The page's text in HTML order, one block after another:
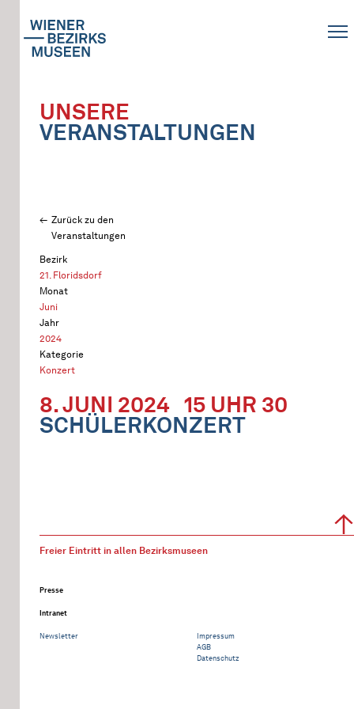
UNSERE
VERANSTALTUNGEN
Zurück zu den
Veranstaltungen
Bezirk
21. Floridsdorf
Monat
Juni
Jahr
2024
Kategorie
Konzert
8. JUNI 2024 15 UHR 30
SCHÜLERKONZERT
Freier Eintritt in allen Bezirksmuseen
Presse
Intranet
Newsletter
Impressum
AGB
Datenschutz